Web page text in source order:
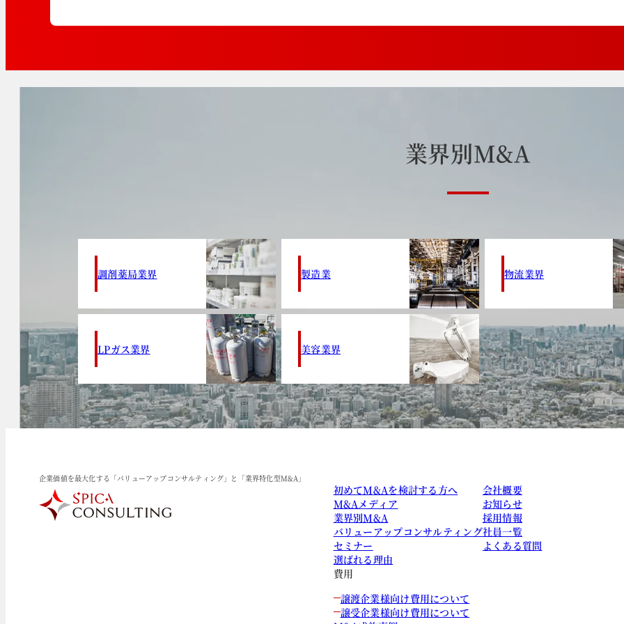
業界別M&A
調剤薬局業界 製造業 物流業界
LPガス業界 美容業界
企業価値を最大化する「バリューアップコンサルティング」と「業界特化型M&A」
初めてM&Aを検討する方へ
M&Aメディア
業界別M&A
バリューアップコンサルティング
セミナー
選ばれる理由
費用
譲渡企業様向け費用について
譲受企業様向け費用について
会社概要
お知らせ
採用情報
社員一覧
よくある質問